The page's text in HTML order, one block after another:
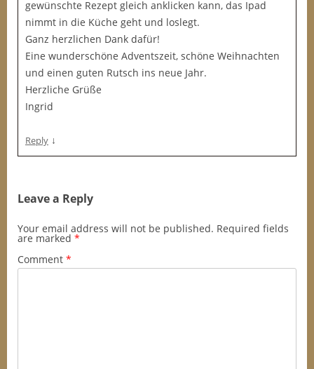
gewünschte Rezept gleich anklicken kann, das Ipad
nimmt in die Küche geht und loslegt.
Ganz herzlichen Dank dafür!
Eine wunderschöne Adventszeit, schöne Weihnachten
und einen guten Rutsch ins neue Jahr.
Herzliche Grüße
Ingrid
Reply ↓
Leave a Reply
Your email address will not be published. Required fields
are marked *
Comment *